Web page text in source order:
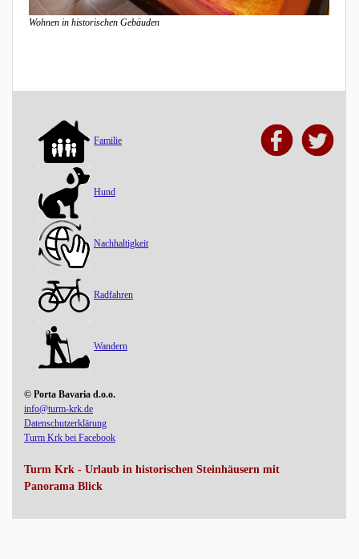
Wohnen in historischen Gebäuden
Familie
Hund
Nachhaltigkeit
Radfahren
Wandern
© Porta Bavaria d.o.o.
info@turm-krk.de
Datenschutzerklärung
Turm Krk bei Facebook
Turm Krk - Urlaub in historischen Steinhäusern mit
Panorama Blick